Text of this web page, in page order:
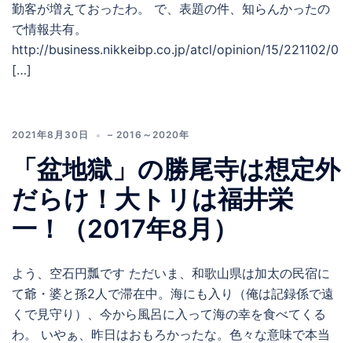
勤客が増えておったわ。 で、表題の件、知らんかったの
で情報共有。
http://business.nikkeibp.co.jp/atcl/opinion/15/221102/0
[…]
2021年8月30日 – 2016～2020年
「盆地獄」の勝尾寺は想定外
だらけ！大トリは福井栄
一！（2017年8月）
よう、空石円瓢です ただいま、和歌山県は加太の民宿に
て爺・婆と孫2人で滞在中。海にも入り（俺は記録係で遠
くで見守り）、今から風呂に入って海の幸を食べてくる
わ。 いやぁ、昨日はおもろかったな。色々な意味で本当